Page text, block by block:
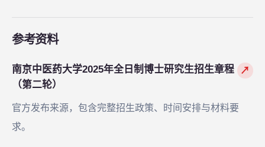
参考资料
南京中医药大学2025年全日制博士研究生招生章程
（第二轮）
↗
官方发布来源，包含完整招生政策、时间安排与材料要
求。